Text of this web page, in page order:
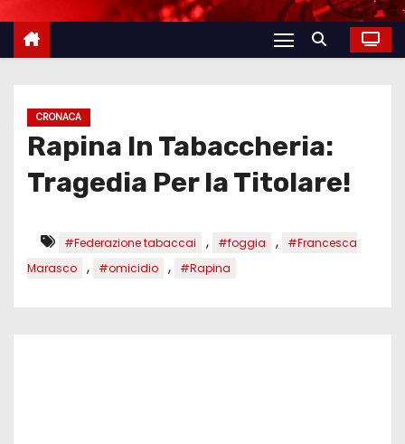
CRONACA
Rapina In Tabaccheria:
Tragedia Per la Titolare!
#Federazione tabaccai , #foggia ,
#Francesca
Marasco
, #omicidio , #Rapina